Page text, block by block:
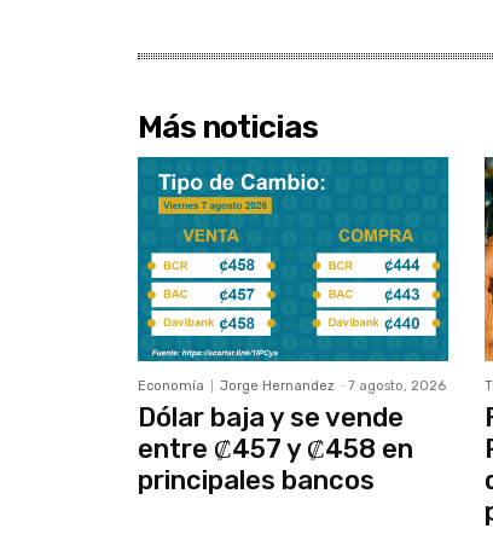
Más noticias
Economía Jorge Hernandez - 7 agosto, 2026
Dólar baja y se vende
entre ₡457 y ₡458 en
principales bancos